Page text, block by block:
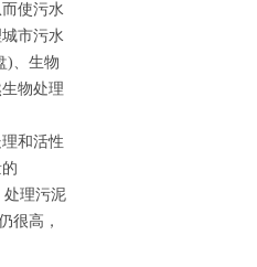
使污水
市污水
)、生物
物处理
和活性
理污泥
很高，